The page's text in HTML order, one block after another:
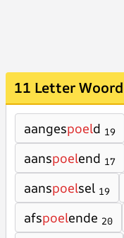
11 Letter
aangespoeld 19
aanspoelend 17
aanspoelsel 19
afspoelende 20